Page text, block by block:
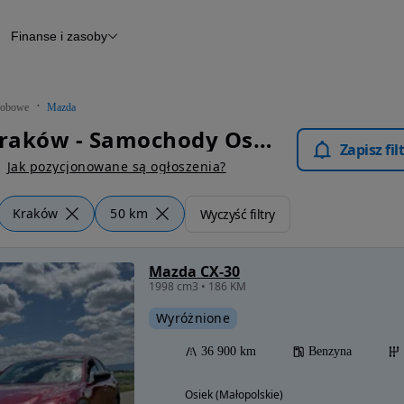
Raport z inspekcji
Otomoto News
Finanse i zasoby
Mazda
Mazda Kraków - Samochody Osobowe
Jak pozycjonowane są ogłoszenia?
Zapisz
Kraków 50 km Wyczyść filtry
Mazda CX-30
1998 cm3 • 186 KM
Wyróżnione
36 900 km Benzyna
Osiek (Małopolskie)